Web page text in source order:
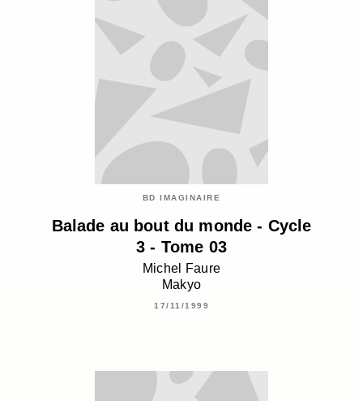
BD IMAGINAIRE
Balade au bout du monde - Cycle
3 - Tome 03
Michel Faure
Makyo
17/11/1999